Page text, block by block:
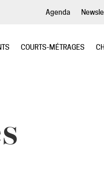
Agenda
COURTS-MÉTRAGES